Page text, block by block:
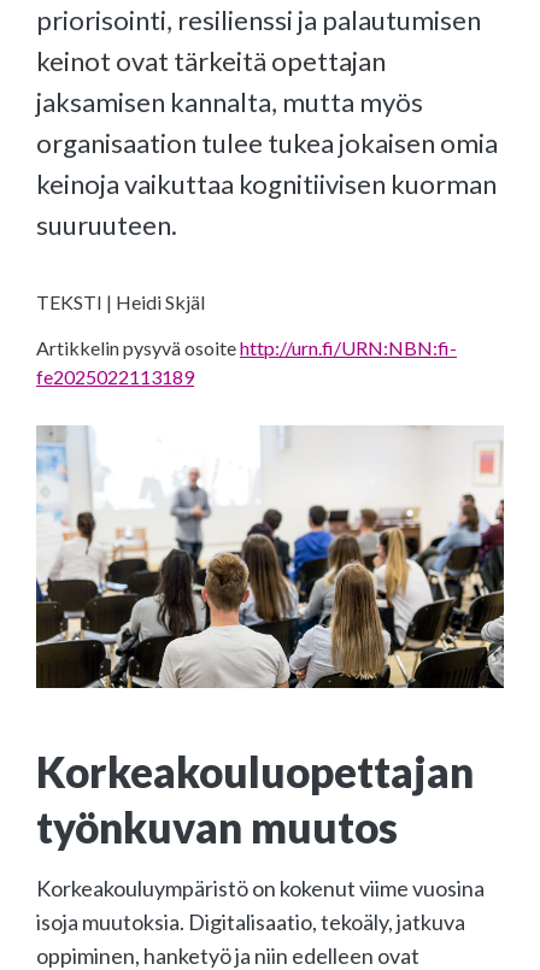
priorisointi, resilienssi ja palautumisen
keinot ovat tärkeitä opettajan
jaksamisen kannalta, mutta myös
organisaation tulee tukea jokaisen omia
keinoja vaikuttaa kognitiivisen kuorman
suuruuteen.
TEKSTI | Heidi Skjäl
Artikkelin pysyvä osoitehttp://urn.fi/URN:NBN:fi-
fe2025022113189
Korkeakouluopettajan
työnkuvan muutos
Korkeakouluympäristö on kokenut viime vuosina
isoja muutoksia. Digitalisaatio, tekoäly, jatkuva
oppiminen, hanketyö ja niin edelleen ovat